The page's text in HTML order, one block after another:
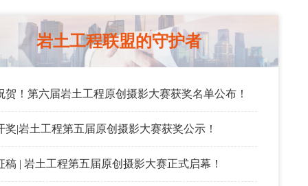
岩土工程联盟的守护者
贺！第六届岩土工程原创摄影大赛获奖名单公布！
奖|岩土工程第五届原创摄影大赛获奖公示！
稿 | 岩土工程第五届原创摄影大赛正式启幕！